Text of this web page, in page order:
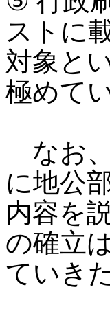
ストに
対象と
極めて
なお、
に地公
内容を
の確立
ていき